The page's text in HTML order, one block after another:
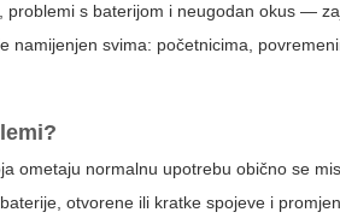
s baterijom i neugodan okus —
namijenjen svima: početnicima,
?
ometaju normalnu upotrebu obično se
otvorene ili kratke spojeve i